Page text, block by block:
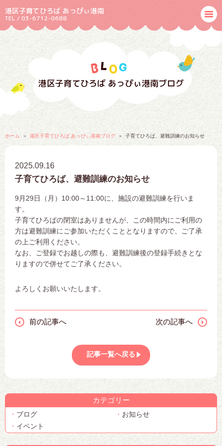
港区子育てひろば あっぴぃ港南
TEL / 03-6712-0688
港区子育てひろば あっぴぃ港南ブログ
ホーム 港区子育てひろば あっぴぃ港南ブログ 子育てひろば、避難訓練のお知らせ
2025.09.16
子育てひろば、避難訓練のお知らせ
9月29日（月）10:00～11:00に、施設の避難訓練を行いま
す。
子育てひろばの閉室はありませんが、この時間内にご利用の
方は避難訓練にご参加いただくこととなりますので、ご了承
の上ご利用ください。
なお、ご登録でお越しの際も、避難訓練後の登録手続きとな
りますので併せてご了承ください。
よろしくお願いいたします。
前の記事へ 次の記事へ
記事一覧へ戻る
カテゴリー
ブログ
お知らせ
イベント